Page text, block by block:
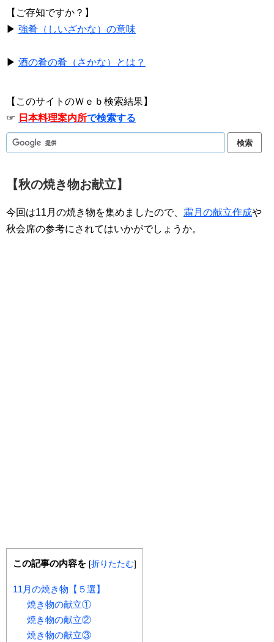
【ご存知ですか？】
▶ 強肴（しいざかな）の意味
▶ 酒の肴の肴（さかな）とは？
【このサイトのＷｅｂ検索結果】
☞ 日本料理案内所で検索する
【秋の焼き物お献立】
今回は11月の焼き物を集めましたので、 霜月の献立作成や
秋会席の参考にされてはいかがでしょうか。
この記事の内容を [折りたたむ]
11月の焼き物【５選】
焼き物の献立①
焼き物の献立②
焼き物の献立③